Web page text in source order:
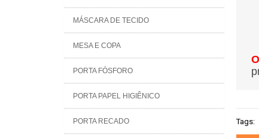
MÁSCARA DE TECIDO
MESA E COPA
PORTA FÓSFORO
PORTA PAPEL HIGIÊNICO
PORTA RECADO Tags: